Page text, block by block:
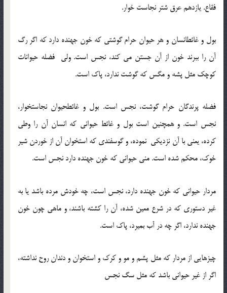
فقاع. یازدهم عرق شتر نجاست خوار.
بول و غائطانسان و هر حیوان حرام گوشتی که خون جهنده دارد که اگر رگ
آن را ببرند خون از آن جستن می کند، نجس است. ولی فضله حیوانات
کوچک مثل پشه و مگس که گوشت ندارد، پاک است.
فضله پرندگان حرام گوشت، نجس است. بول و غائطحیوان نجاستخوار،
نجس است. و همچنین است بول و غائط حیوانی که انسان آن را وطی
کرده، یعنی با آن نزدیکی نموده، و گوسفندی که استخوان آن از خوردن شیر
خوک، محکم شده است. منی حیوانی که خون جهنده دارد نجس است.
مردار حیوانی که خون جهنده دارد، نجس است، چه خودش مرده باشد یا به
غیر دستوری که در شرع معین شده، آن را کشته باشند، و ماهی چون خون
جهنده ندارد، اگر چه در آب بمیرد، پاک است.
چیزهایی از مردار که مثل پشم و مو و کرک و استخوان و دندان روح نداشته،
اگر از غیر حیوانی باشد که مثل سگ نجس